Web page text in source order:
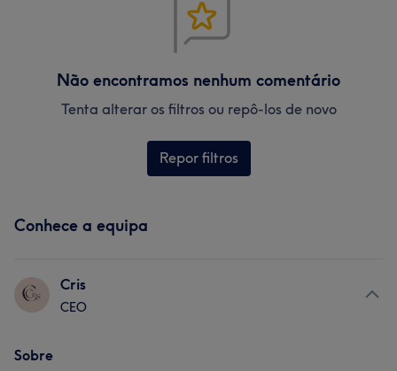
Não encontramos nenhum comentário
Tenta alterar os filtros ou repô-los de novo
Repor filtros
Conhece a equipa
Cris
CEO
Sobre